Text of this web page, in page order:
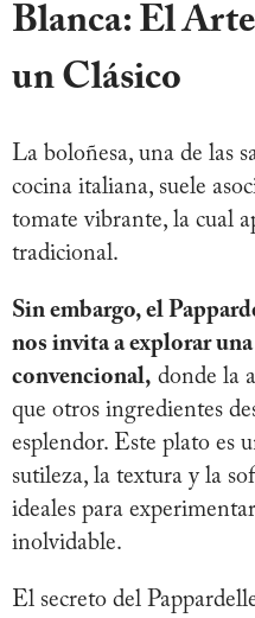
Blanca: El
un Clásico
La boloñesa, una de las
cocina italiana, suele
tomate vibrante, la cual
tradicional.
Sin embargo, el
nos invita a explorar
convencional, donde la
que otros ingredientes
esplendor. Este plato es
sutileza, la textura y la
ideales para
inolvidable.
El secreto del